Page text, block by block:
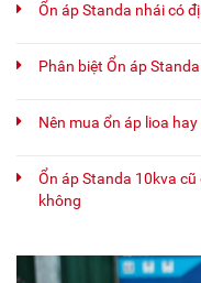
Ổn áp Standa nhái có
Phân biệt Ổn áp
Nên mua ổn áp lioa
Ổn áp Standa 10kva
không